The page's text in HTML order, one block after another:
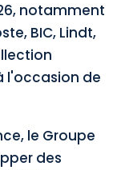
notamment
BIC, Lindt,
l'occasion de
le Groupe
des